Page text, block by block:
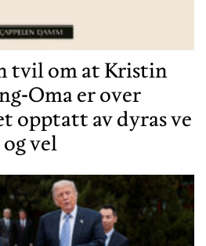
tvil om at Kristin
Oma er over
opptatt av dyras ve
og vel